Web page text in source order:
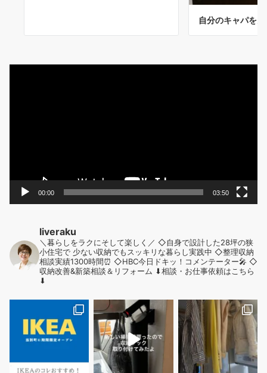
自分のキャパを
00:00 03:50
liveraku
＼暮らしをラクにそして楽しく／ ◇自身で設計した28坪の狭
小住宅で 少ない収納でもスッキリな暮らし実践中 ◇整理収納
相談実績1300時間⏰ ◇HBC今日ドキッ！コメンテーター🎤 ◇
収納改善&新築相談＆リフォーム ⬇︎相談・お仕事依頼はこちら
⬇︎